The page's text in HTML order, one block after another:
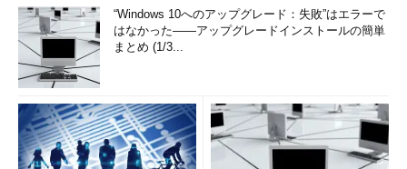
“Windows 10へのアップグレード：失敗”はエラーで
はなかった――アップグレードインストールの簡単
まとめ (1/3...